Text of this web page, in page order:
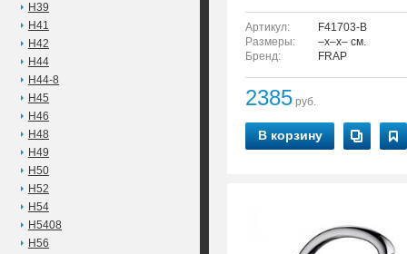
H39
H41
H42
H44
H44-8
H45
H46
H48
H49
H50
H52
H54
H5408
H56
Артикул:
F41703-B
Размеры:
–x–x– см.
Бренд:
FRAP
2385 руб.
В корзину